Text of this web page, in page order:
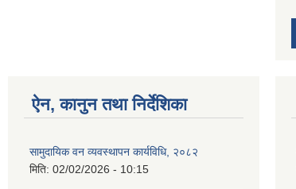
ऐन, कानुन तथा निर्देशिका
सामुदायिक वन व्यवस्थापन कार्यविधि, २०८२
मिति: 02/02/2026 - 10:15